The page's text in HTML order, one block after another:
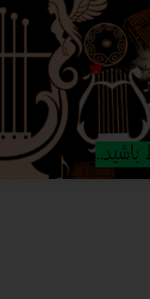
۰ خرید
باشید..